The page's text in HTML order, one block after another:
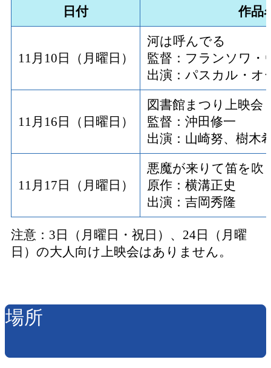
日付 作品
11月10日（月曜日）
河は呼んでる
監督：フランソワ・
出演：パスカル・オ
11月16日（日曜日）
図書館まつり上映
監督：沖田修一
出演：山崎努、樹木
11月17日（月曜日）
悪魔が来りて笛を吹
原作：横溝正史
出演：吉岡秀隆
注意：3日（月曜日・祝日）、24日（月曜
日）の大人向け上映会はありません。
場所